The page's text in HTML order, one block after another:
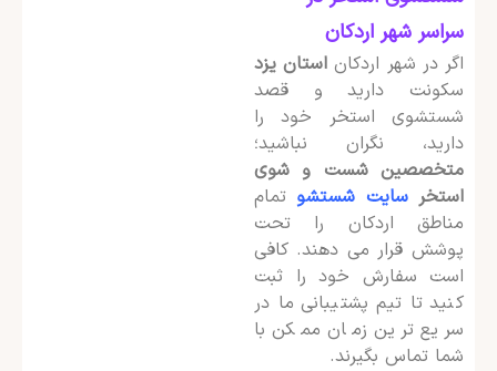
سراسر شهر اردکان
اگر در شهر اردکان استان یزد
سکونت دارید و قصد
شستشوی استخر خود را
دارید، نگران نباشید؛
متخصصین شست و شوی
استخر سایت شستشوتمام
مناطق اردکان را تحت
پوشش قرار می دهند. کافی
است سفارش خود را ثبت
کنید تا تیم پشتیبانی ما در
سریع ترین زمان ممکن با
شما تماس بگیرند.